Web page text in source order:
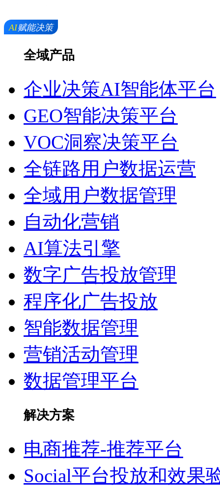
全域产品
企业决策AI智能体平台
GEO智能决策平台
VOC洞察决策平台
全链路用户数据运营
全域用户数据管理
自动化营销
AI算法引擎
数字广告投放管理
程序化广告投放
智能数据管理
营销活动管理
数据管理平台
解决方案
电商推荐-推荐平台
Social平台投放和效果